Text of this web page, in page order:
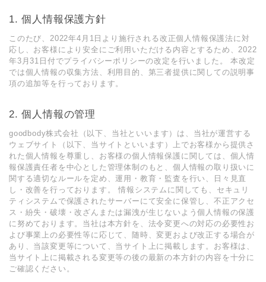
個人情報保護方針
このたび、2022年4月1日より施行される改正個人情報保護法に対
応し、お客様により安全にご利用いただける内容とするため、2022
年3月31日付でプライバシーポリシーの改定を行いました。 本改定
では個人情報の収集方法、利用目的、第三者提供に関しての説明事
項の追加等を行っております。
個人情報の管理
goodbody株式会社（以下、当社といいます）は、当社が運営する
ウェブサイト（以下、当サイトといいます）上でお客様から提供さ
れた個人情報を尊重し、お客様の個人情報保護に関しては、個人情
報保護責任者を中心とした管理体制のもと、個人情報の取り扱いに
関する適切なルールを定め、運用・教育・監査を行い、日々見直
し・改善を行っております。 情報システムに関しても、セキュリ
ティシステムで保護されたサーバーにて安全に保管し、不正アクセ
ス・紛失・破壊・改ざんまたは漏洩が生じないよう個人情報の保護
に努めております。当社は本方針を、法令変更への対応の必要性お
よび事業上の必要性等に応じて、随時、変更および改正する場合が
あり、当該変更等について、当サイト上に掲載します。お客様は、
当サイト上に掲載される変更等の後の最新の本方針の内容を十分に
ご確認ください。